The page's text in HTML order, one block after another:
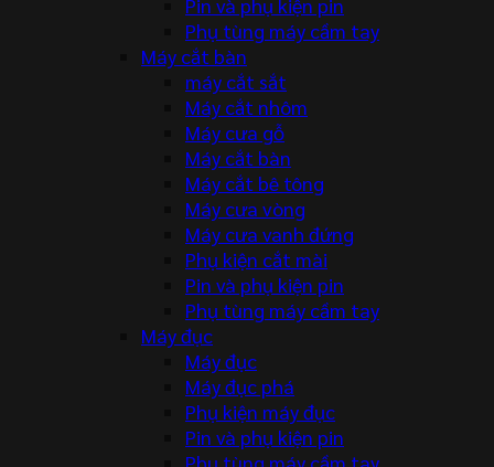
Pin và phụ kiện pin
Phụ tùng máy cầm tay
Máy cắt bàn
máy cắt sắt
Máy cắt nhôm
Máy cưa gỗ
Máy cắt bàn
Máy cắt bê tông
Máy cưa vòng
Máy cưa vanh đứng
Phụ kiện cắt mài
Pin và phụ kiện pin
Phụ tùng máy cầm tay
Máy đục
Máy đục
Máy đục phá
Phụ kiện máy đục
Pin và phụ kiện pin